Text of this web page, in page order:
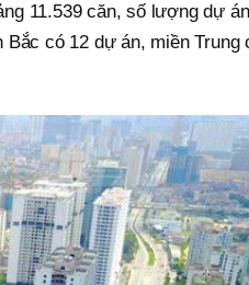
11.539 căn, số lượng dự án
có 12 dự án, miền Trung